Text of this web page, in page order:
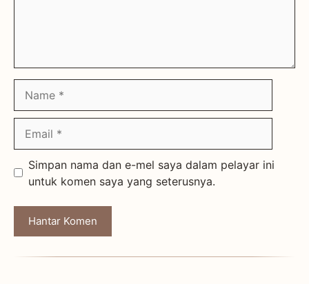
Simpan nama dan e-mel saya dalam pelayar ini
untuk komen saya yang seterusnya.